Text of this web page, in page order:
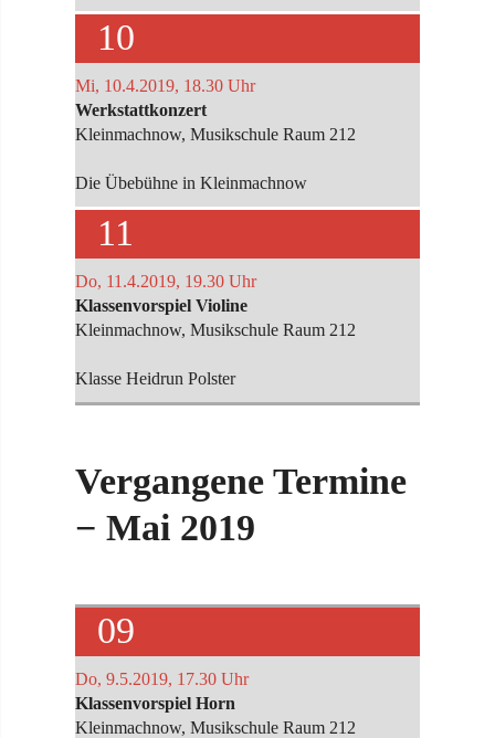
10
Mi, 10.4.2019, 18.30 Uhr
Werkstattkonzert
Kleinmachnow, Musikschule Raum 212
Die Übebühne in Kleinmachnow
11
Do, 11.4.2019, 19.30 Uhr
Klassenvorspiel Violine
Kleinmachnow, Musikschule Raum 212
Klasse Heidrun Polster
Vergangene Termine
− Mai 2019
09
Do, 9.5.2019, 17.30 Uhr
Klassenvorspiel Horn
Kleinmachnow, Musikschule Raum 212